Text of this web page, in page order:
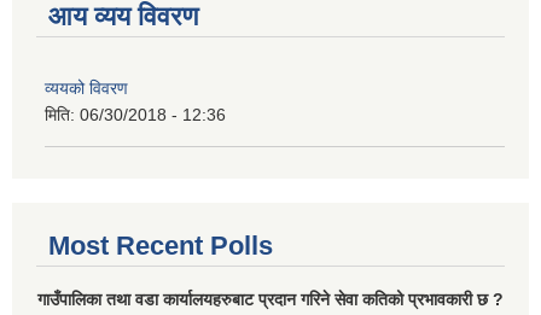
आय व्यय विवरण
व्ययको विवरण
मिति: 06/30/2018 - 12:36
Most Recent Polls
गाउँपालिका तथा वडा कार्यालयहरुबाट प्रदान गरिने सेवा कतिको प्रभावकारी छ ?